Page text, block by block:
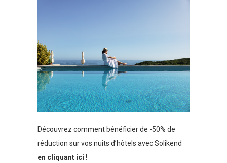
Découvrez comment bénéficier de -50% de
réduction sur vos nuits d’hôtels avec Solikend
en cliquant ici !